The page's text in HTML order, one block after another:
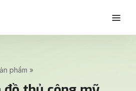
phẩm »